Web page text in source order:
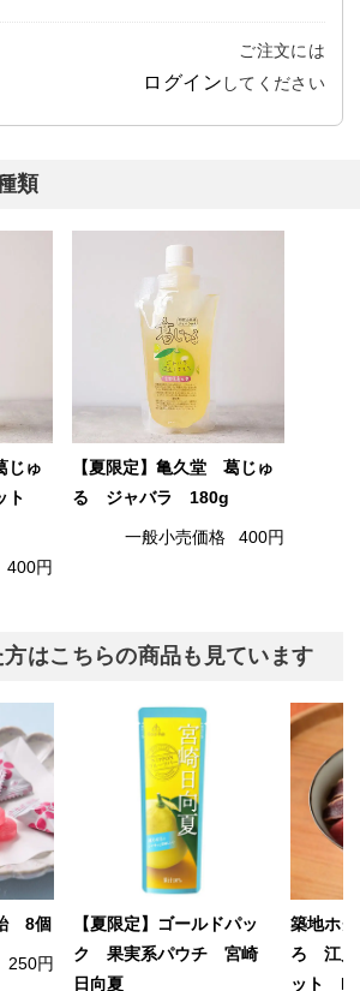
ご注文には
ログイン してください
類
じゅ
ト
400円
【夏限定】亀久堂 葛じゅ
る ジャバラ 180g
一般小売価格 400円
はこちらの商品も見ています
8個
250円
【夏限定】ゴールドパッ
ク 果実系パウチ 宮崎
日向夏
築地ホ
ろ 江戸
ット B